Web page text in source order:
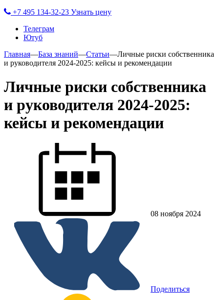
+7 495 134-32-23 Узнать цену
Телеграм
Ютуб
Главная—База знаний—Статьи—Личные риски собственника
и руководителя 2024-2025: кейсы и рекомендации
Личные риски собственника
и руководителя 2024-2025:
кейсы и рекомендации
08 ноября 2024
Поделиться